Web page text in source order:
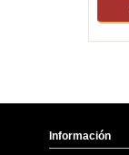
Información